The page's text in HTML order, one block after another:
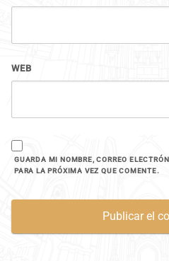
WEB
GUARDA MI NOMBRE, CORREO
PARA LA PRÓXIMA VEZ QUE COMENTE.